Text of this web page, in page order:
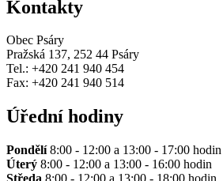
Kontakty
Obec Psáry
Pražská 137, 252 44 Psáry
Tel.: +420 241 940 454
Fax: +420 241 940 514
Úřední hodiny
Pondělí8:00 - 12:00 a 13:00 - 17:00 hodin
Úterý 8:00 - 12:00 a 13:00 - 16:00 hodin